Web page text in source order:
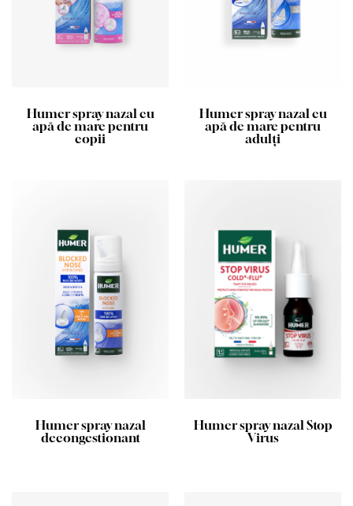
Humer spray nazal cu
apă de mare pentru
copii
Humer spray nazal cu
apă de mare pentru
adulți
Humer spray nazal
decongestionant
Humer spray nazal Stop
Virus